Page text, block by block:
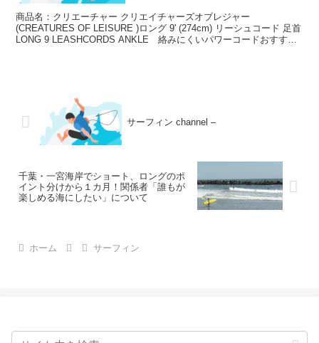
商品名：クリエーチャー クリエイチャーズオブレジャー
(CREATURES OF LEISURE )ロング 9' (274cm) リーシュコード 足首
LONG 9 LEASHCORDS ANKLE 絡みにくいパワーコードおすすめ
サーフィン channel –
千葉・一宮海岸でショート、ロングのポ
イント分けから１カ月！関係者「誰もが
楽しめる海にしたい」について
ホーム サーフィン